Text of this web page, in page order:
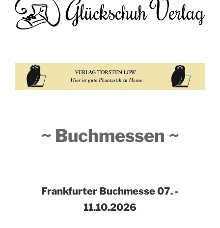
~ Buchmessen ~
Frankfurter Buchmesse07. -
11.10.2026